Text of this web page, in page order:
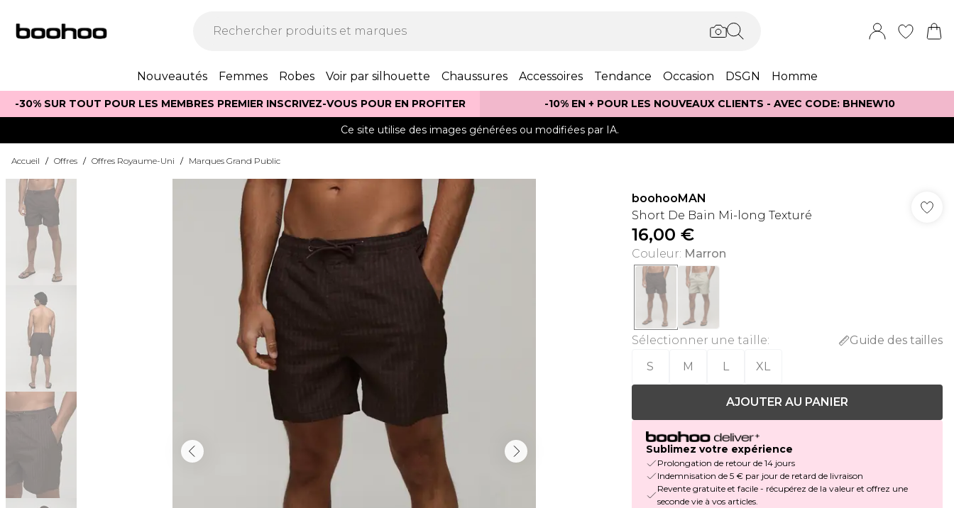
Nouveautés Femmes Robes Voir par silhouette Chaussures Accessoires Tendance Occasion DSGN Homme
-30% SUR TOUT POUR LES MEMBRES PREMIER INSCRIVEZ-VOUS POUR EN PROFITER -10% EN + POUR LES NOUVEAUX CLIENTS - AVEC CODE: BHNEW10
Ce site utilise des images générées ou modifiées par IA.
Accueil / Offres / Offres Royaume-Uni / Marques Grand Public
boohooMAN
Short De Bain Mi-long Texturé
16,00 €
Couleur: Marron
Sélectionner une taille:
Guide des tailles
S
M L XL
AJOUTER AU PANIER
Sublimez votre expérience
Prolongation de retour de 14 jours
Indemnisation de 5 € par jour de retard de livraison
Revente gratuite et facile - récupérez de la valeur et offrez une
seconde vie à vos articles.